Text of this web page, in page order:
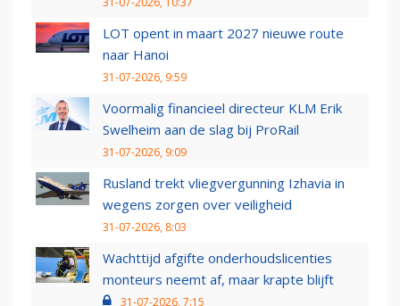
LOT opent in maart 2027 nieuwe route
naar Hanoi
31-07-2026, 9:59
Voormalig financieel directeur KLM Erik
Swelheim aan de slag bij ProRail
31-07-2026, 9:09
Rusland trekt vliegvergunning Izhavia in
wegens zorgen over veiligheid
31-07-2026, 8:03
Wachttijd afgifte onderhoudslicenties
monteurs neemt af, maar krapte blijft
31-07-2026, 7:15